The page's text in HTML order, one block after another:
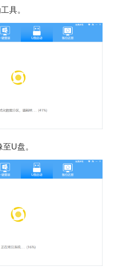
具。
U盘。